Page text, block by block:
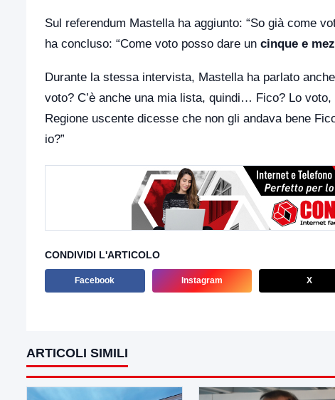
Sul referendum Mastella ha aggiunto: “So già come
ha concluso: “Come voto posso dare un cinque e
Durante la stessa intervista, Mastella ha parlato
voto? C’è anche una mia lista, quindi… Fico? Lo
Regione uscente dicesse che non gli andava bene
io?”
CONDIVIDI L'ARTICOLO
Facebook Instagram X
ARTICOLI SIMILI